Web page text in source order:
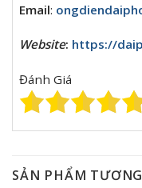
Email:
Website: https://
Đánh Giá
SẢN PHẨM